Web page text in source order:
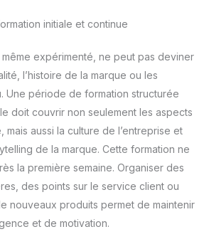
initiale et continue
expérimenté, ne peut pas deviner
l’histoire de la marque ou les
Une période de formation structurée
doit couvrir non seulement les aspects
mais aussi la culture de l’entreprise et
de la marque. Cette formation ne
la première semaine. Organiser des
des points sur le service client ou
nouveaux produits permet de maintenir
et de motivation.